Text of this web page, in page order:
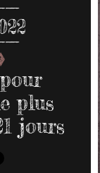
plus
jours